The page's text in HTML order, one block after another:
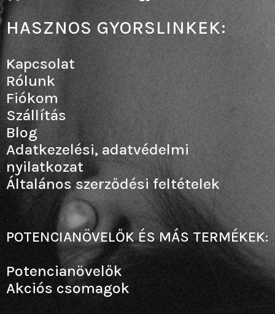
HASZNOS GYORSLINKEK:
Kapcsolat
Rólunk
Fiókom
Szállítás
Blog
Adatkezelési, adatvédelmi
nyilatkozat
Általános szerződési feltételek
POTENCIANÖVELŐK ÉS MÁS TERMÉKEK:
Potencianövelők
Akciós csomagok